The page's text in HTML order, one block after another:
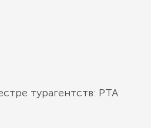
турагентств: РТА